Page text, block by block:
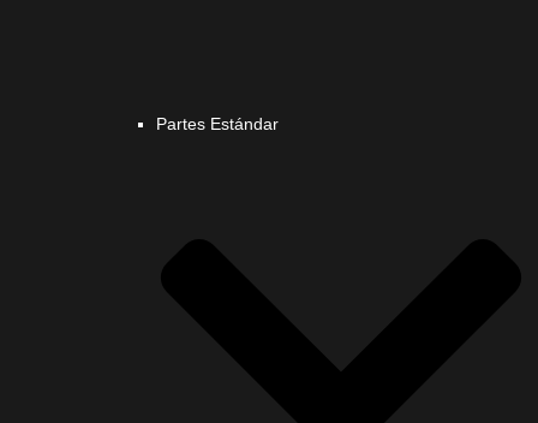
Partes Estándar